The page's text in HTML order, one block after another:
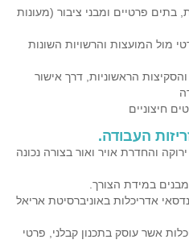
בתים פרטיים ומבני ציבור (מעונות
מול המועצות והרשויות השונות
הראשוניות, דרך אישור
חיצוניים
העבודה.
והחדרת אויר ואור בצורה נכונה
במידת הצורך.
אדריכלות באוניברסיטת אריאל
אשר עוסק בתכנון קבלני, פרטי